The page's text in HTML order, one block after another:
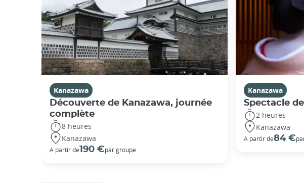
Kanazawa
Découverte de Kanazawa, journée
complète
8 heures
Kanazawa
A partir de190 €par groupe
Kanazawa
Spectacle
2 heures
Kanazawa
A partir de84 €